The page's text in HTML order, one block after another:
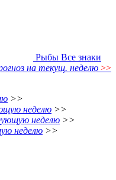
Рыбы Все знаки
на текущ. неделю >>
>>
неделю >>
неделю >>
неделю >>